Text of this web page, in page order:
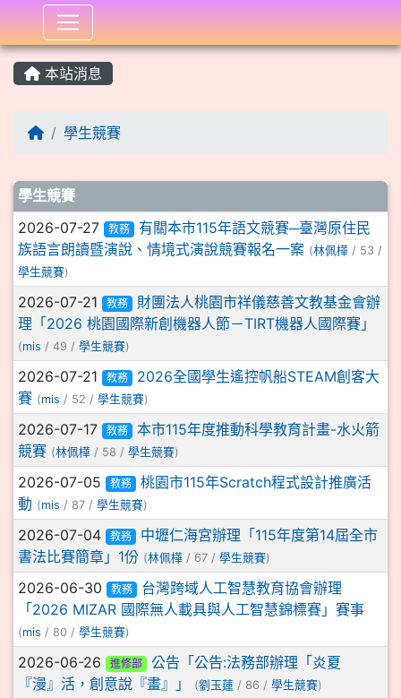
:::
本站消息
學生競賽
文章列表
學生競賽
2026-07-27 教務
有關本市115年語文競賽─臺灣原住民
族語言朗讀暨演說、情境式演說競賽報名一案 (林佩樺 / 53 /
學生競賽)
2026-07-21 教務
財團法人桃園市祥儀慈善文教基金會辦
理「2026 桃園國際新創機器人節－TIRT機器人國際賽」
(mis / 49 / 學生競賽)
2026-07-21 教務
2026全國學生遙控帆船STEAM創客大
賽 (mis / 52 / 學生競賽)
2026-07-17 教務
本市115年度推動科學教育計畫-水火箭
競賽 (林佩樺 / 58 / 學生競賽)
2026-07-05 教務
桃園市115年Scratch程式設計推廣活
動 (mis / 87 / 學生競賽)
2026-07-04 教務
中壢仁海宮辦理「115年度第14屆全市
書法比賽簡章」1份 (林佩樺 / 67 / 學生競賽)
2026-06-30 教務
台灣跨域人工智慧教育協會辦理
「2026 MIZAR 國際無人載具與人工智慧錦標賽」賽事
(mis / 80 / 學生競賽)
2026-06-26 進修部
公告「公告:法務部辦理「炎夏
『漫』活，創意說『畫』」
(劉玉蓮 / 86 / 學生競賽)